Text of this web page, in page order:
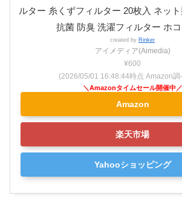
ルター 糸くずフィルター 20枚入 ネッ
抗菌 防臭 洗濯フィルター ホ
created by Rinker
アイメディア(Aimedia)
¥600
(2026/05/01 16:48:44時点 Amazon調
Amazon
楽天市場
Yahooショッピング